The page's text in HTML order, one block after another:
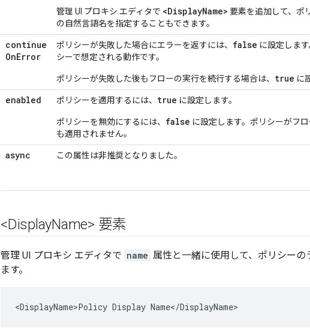
管理 UI プロキシ エディタで <DisplayName> 要素を追加して、ポ
の自然言語名を指定することもできます。
continue
OnError
ポリシーが失敗した場合にエラーを返すには、 false に設定しま
シーで想定される動作です。
ポリシーが失敗した後もフローの実行を続行する場合は、 true に
enabled ポリシーを適用するには、 true に設定します。
ポリシーを無効にするには、 false に設定します。 ポリシーがフ
も適用されません。
async この属性は非推奨となりました。
<DisplayName> 要素
管理 UI プロキシ エディタで name 属性と一緒に使用して、ポリシー
ます。
<DisplayName>Policy Display Name</DisplayName>